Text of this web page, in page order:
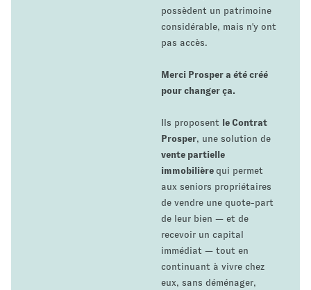
possèdent un patrimoine
considérable, mais n'y ont
pas accès.
Merci Prosper a été créé
pour changer ça.
Ils proposent le Contrat
Prosper, une solution de
vente partielle
immobilièrequi permet
aux seniors propriétaires
de vendre une quote-part
de leur bien — et de
recevoir un capital
immédiat — tout en
continuant à vivre chez
eux, sans déménager,